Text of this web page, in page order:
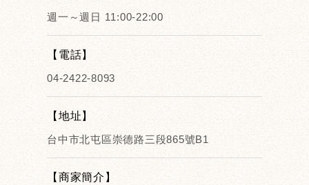
週一～週日 11:00-22:00
【電話】
04-2422-8093
【地址】
台中市北屯區崇德路三段865號B1
【商家簡介】